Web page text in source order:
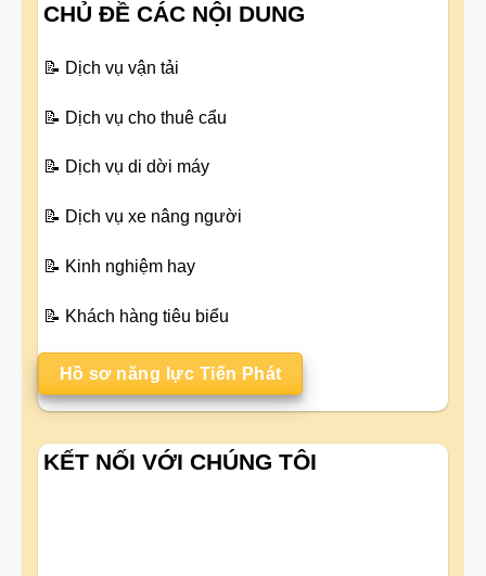
CHỦ ĐỀ CÁC NỘI DUNG
📝 Dịch vụ vận tải
📝 Dịch vụ cho thuê cẩu
📝 Dịch vụ di dời máy
📝 Dịch vụ xe nâng người
📝 Kinh nghiệm hay
📝 Khách hàng tiêu biểu
Hồ sơ năng lực Tiến Phát
KẾT NỐI VỚI CHÚNG TÔI